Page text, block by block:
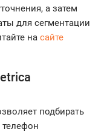
а затем
для сегментации
на сайте
подбирать
телефон